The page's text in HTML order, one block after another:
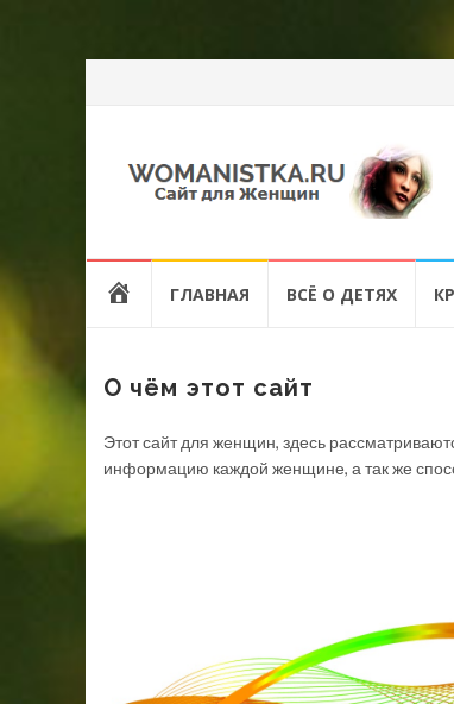
HOMEГЛАВНАЯ ВСЁ О ДЕТЯХ
О чём этот сайт
Этот сайт для женщин, здесь
информацию каждой женщине, а так же